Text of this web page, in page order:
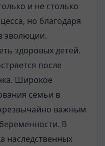
и не столько
но благодаря
эволюции.
здоровых детей.
после
Широкое
семьи в
важным
В
наследственных